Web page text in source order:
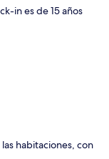
in es de 15 años
habitaciones, con